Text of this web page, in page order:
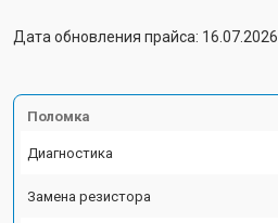
Дата обновления прайса: 16.07.2026
Поломка
Диагностика
Замена резистора